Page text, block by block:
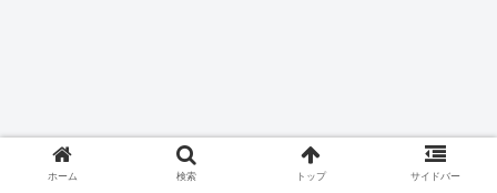
ホーム 検索 トップ サイドバー